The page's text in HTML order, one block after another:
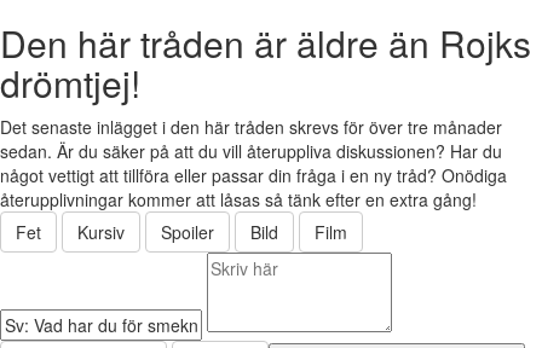
Den här tråden är äldre än Rojks
drömtjej!
Det senaste inlägget i den här tråden skrevs för över tre månader
sedan. Är du säker på att du vill återuppliva diskussionen? Har du
något vettigt att tillföra eller passar din fråga i en ny tråd? Onödiga
återupplivningar kommer att låsas så tänk efter en extra gång!
Fet
Kursiv Spoiler Bild Film